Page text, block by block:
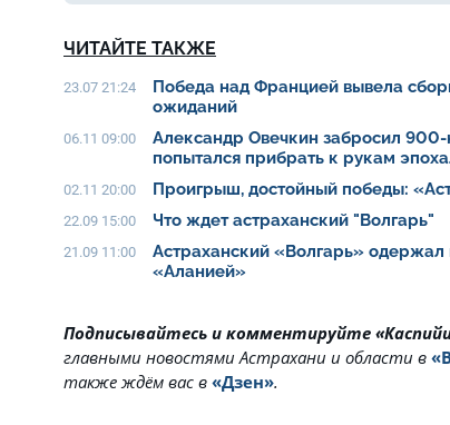
ЧИТАЙТЕ ТАКЖЕ
23.07 21:24
Победа над Францией вывела
ожиданий
06.11 09:00
Александр Овечкин забросил
попытался прибрать к рукам
02.11 20:00 Проигрыш, достойный победы:
22.09 15:00 Что ждет астраханский "Волгарь"
21.09 11:00
Астраханский «Волгарь» одержал
«Аланией»
Подписывайтесь и комментируйте
главными новостями Астрахани и области в
также ждём вас в «Дзен».